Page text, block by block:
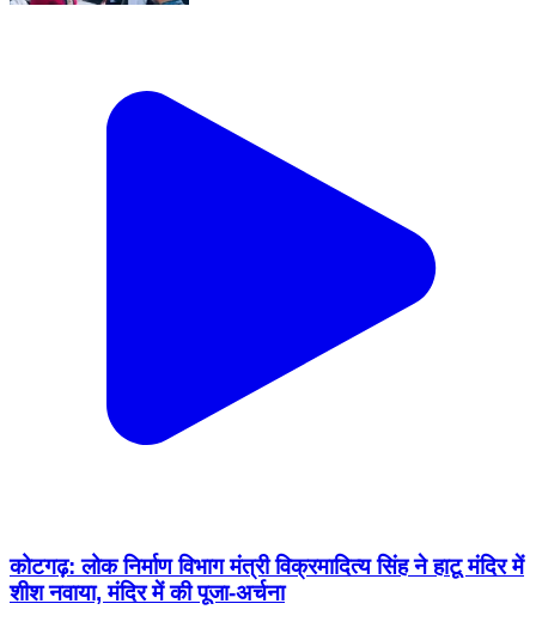
कोटगढ़: लोक निर्माण विभाग मंत्री विक्रमादित्य सिंह ने हाटू मंदिर में
शीश नवाया, मंदिर में की पूजा-अर्चना